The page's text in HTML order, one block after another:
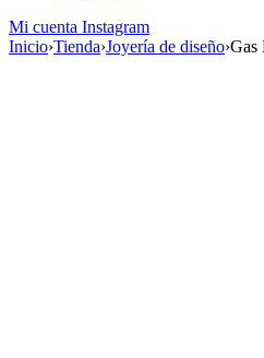
Mi cuenta Instagram
Inicio›Tienda›Joyería de diseño›Gas